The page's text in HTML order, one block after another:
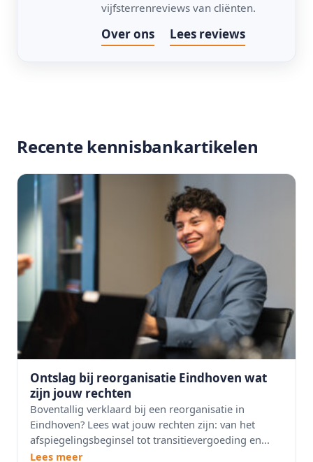
vijfsterrenreviews van cliënten.
Over ons Lees reviews
Recente kennisbankartikelen
Ontslag bij reorganisatie Eindhoven wat
zijn jouw rechten
Boventallig verklaard bij een reorganisatie in
Eindhoven? Lees wat jouw rechten zijn: van het
afspiegelingsbeginsel tot transitievergoeding en...
Lees meer